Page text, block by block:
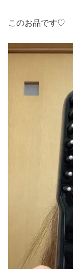
このお品です♡